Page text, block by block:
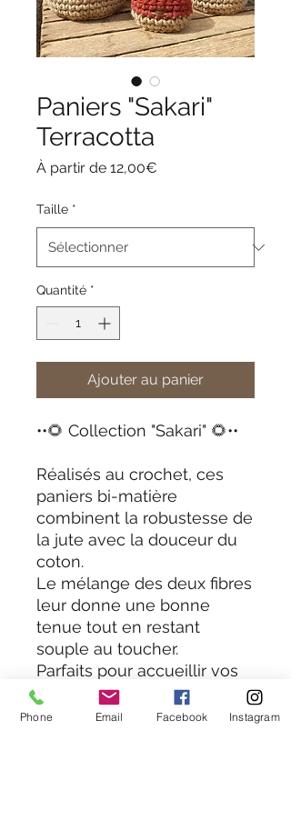
Paniers "Sakari"
Terracotta
À partir de 12,00€
Taille *
Quantité *
Ajouter au panier
••🌻 Collection "Sakari" 🌻••
Réalisés au crochet, ces
paniers bi-matière
combinent la robustesse de
la jute avec la douceur du
coton.
Le mélange des deux fibres
leur donne une bonne
tenue tout en restant
souple au toucher.
Parfaits pour accueillir vos
petits objets du quotidien.
Disponibles en plusieurs
Phone Email Facebook Instagram